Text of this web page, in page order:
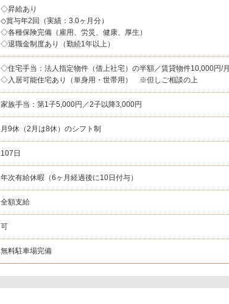
◇昇給あり
◇賞与年2回（実績：3.0ヶ月分）
◇各種保険完備（雇用、労災、健康、厚生）
◇退職金制度あり（勤続1年以上）
◇住宅手当：法人指定物件（借上社宅）の半額／賃貸物件10,000円/月
◇入居可能住宅あり（単身用・世帯用） ※但しご相談の上
家族手当：第1子5,000円／2子以降3,000円
月9休（2月は8休）のシフト制
107日
年次有給休暇（6ヶ月経過後に10日付与）
全額支給
可
無料駐車場完備